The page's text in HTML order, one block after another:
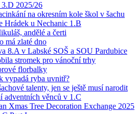
2025/26
na okresním kole škol v šachu
Hrádek u Nechanic 1.B
andělé a čerti
má zlaté dno
8.A v Labské SOŠ a SOU Pardubice
stromek pro vánoční trhy
florbalky
vypadá ryba uvnitř?
talenty, jen se ještě musí narodit
adventních věnců v 1.C
Xmas Tree Decoration Exchange 2025